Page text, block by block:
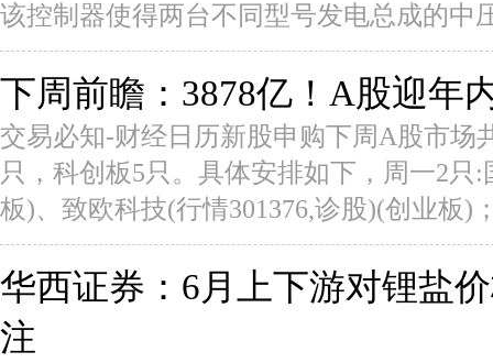
该控制器使得两台不同型号发电总成的中
下周前瞻：3878亿！A股迎年
交易必知-财经日历新股申购下周A股市场
只，科创板5只。具体安排如下，周一2只
板)、致欧科技(行情301376,诊股)(创业板)
华西证券：6月上下游对锂盐
注